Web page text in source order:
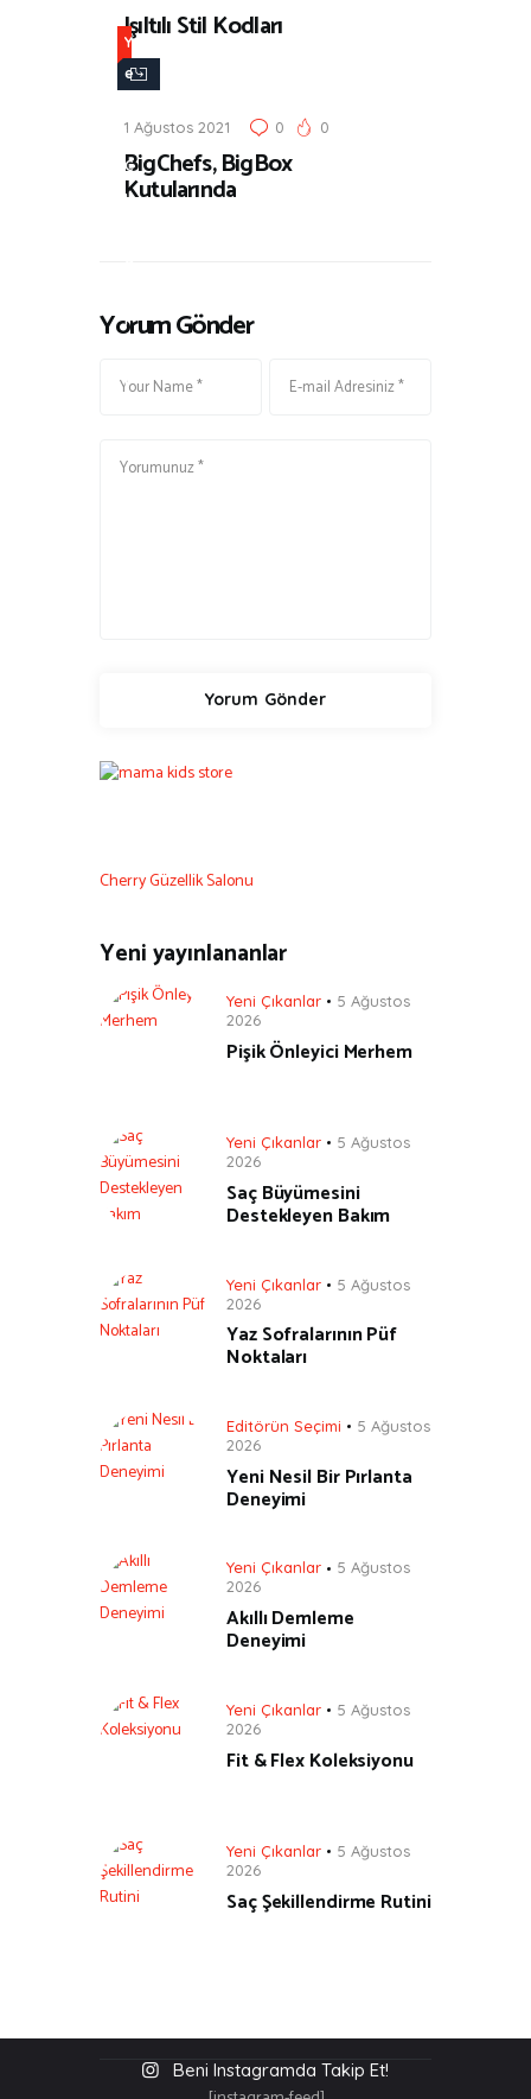
Işıltılı Stil Kodları
Y
e
i
Ç
ı
l
r
1 Ağustos 2021 0 0
BigChefs, BigBox
Kutularında
Yorum Gönder
Cherry Güzellik Salonu
Yeni yayınlananlar
Yeni Çıkanlar
5 Ağustos
2026
Pişik Önleyici Merhem
Yeni Çıkanlar
5 Ağustos
2026
Saç Büyümesini
Destekleyen Bakım
Yeni Çıkanlar
5 Ağustos
2026
Yaz Sofralarının Püf
Noktaları
Editörün Seçimi
5 Ağustos
2026
Yeni Nesil Bir Pırlanta
Deneyimi
Yeni Çıkanlar
5 Ağustos
2026
Akıllı Demleme
Deneyimi
Yeni Çıkanlar
5 Ağustos
2026
Fit & Flex Koleksiyonu
Yeni Çıkanlar
5 Ağustos
2026
Saç Şekillendirme Rutini
Beni Instagramda Takip Et!